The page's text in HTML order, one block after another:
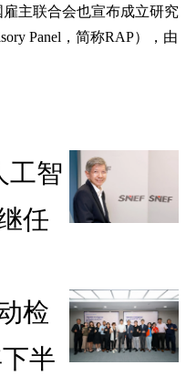
主联合会也宣布成立研究
Panel，简称RAP），由
工智
任
检
半